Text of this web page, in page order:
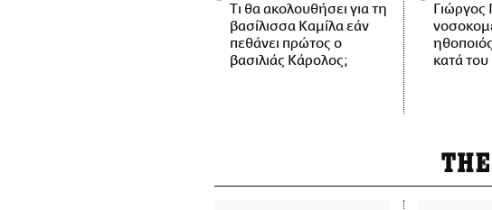
Τι θα ακολουθήσει για τη
βασίλισσα Καμίλα εάν
πεθάνει πρώτος ο
βασιλιάς Κάρολος;
κατά του